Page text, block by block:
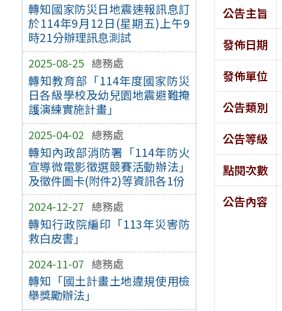
轉知國家防災日地震速報訊息訂
於114年9月12日(星期五)上午9
時21分辦理訊息測試
2025-08-25 總務處
轉知教育部「114年度國家防災
日各級學校及幼兒園地震避難掩
護演練實施計畫」
2025-04-02 總務處
轉知內政部消防署「114年防火
宣導微電影徵選競賽活動辦法」
及徵件圖卡(附件2)等資訊各1份
2024-12-27 總務處
轉知行政院編印「113年災害防
救白皮書」
2024-11-07 總務處
轉知「國土計畫土地違規使用檢
舉獎勵辦法」
公告主旨
發佈日期
發佈單位
公告類別
公告等級
點閱次數
公告內容